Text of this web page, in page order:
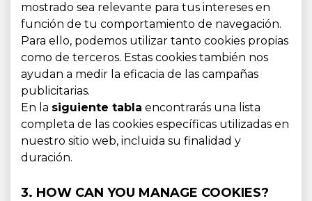
mostrado sea relevante para tus intereses en
función de tu comportamiento de navegación.
Para ello, podemos utilizar tanto cookies propias
como de terceros. Estas cookies también nos
ayudan a medir la eficacia de las campañas
publicitarias.
En la siguiente tabla encontrarás una lista
completa de las cookies específicas utilizadas en
nuestro sitio web, incluida su finalidad y
duración.
3. HOW CAN YOU MANAGE COOKIES?